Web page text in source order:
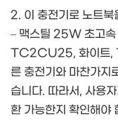
2. 이 충전기로 노트북
– 맥스틸 25W 초고
TC2CU25, 화이트, 1
른 충전기와 마찬가지
습니다. 따라서, 사용
환 가능한지 확인해야